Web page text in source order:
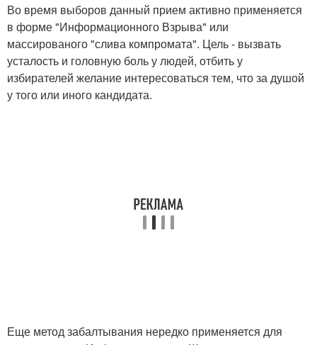
Во время выборов данный прием активно применяется
в форме "Информационного Взрыва" или
массированого "слива компромата". Цель - вызвать
усталость и головную боль у людей, отбить у
избирателей желание интересоваться тем, что за душой
у того или иного кандидата.
Еще метод забалтывания нередко применяется для